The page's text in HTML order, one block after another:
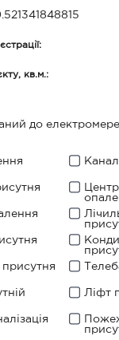
кв.м.:
до
присутня
Ліфт